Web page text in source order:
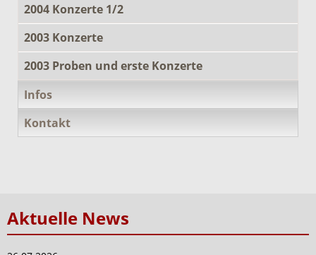
2004 Konzerte 1/2
2003 Konzerte
2003 Proben und erste Konzerte
Infos
Kontakt
Aktuelle News